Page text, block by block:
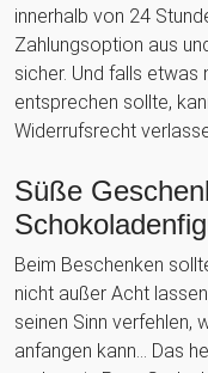
innerhalb von 24
Zahlungsoption aus
sicher. Und falls etwas
entsprechen sollte,
Widerrufsrecht
Süße
Beim Beschenken
nicht außer Acht
seinen Sinn verfehlen,
anfangen kann... Das